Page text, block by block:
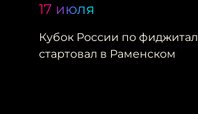
17 июля
Кубок России по
стартовал в Раменском